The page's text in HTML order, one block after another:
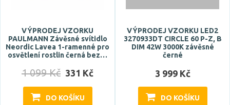
5 let
10 let
Značka
ACA
VÝPRODEJ VZORKU
PAULMANN Závěsné svítidlo
Neordic Lavea 1-ramenné pro
osvětlení rostlin černá bez…
1 099 Kč 331 Kč
DO KOŠÍKU
VÝPRODEJ VZORKU LED2
3270933DT CIRCLE 60 P-Z, B
DIM 42W 3000K závěsné
černé
3 999 Kč
DO KOŠÍKU